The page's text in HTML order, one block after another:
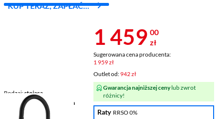
KUP TERAZ, ZAPŁAĆ
Rodzaj stojąca
Wysokość wylewki
189 mm
Zasięg wylewki
227 mm
Cena 1 459
1 459 00
zł
Sugerowana cena producenta:
1 959 zł
Outlet od: 942 zł
Gwarancja najniższej cenylub zwrot
różnicy!
Raty RRSO 0%